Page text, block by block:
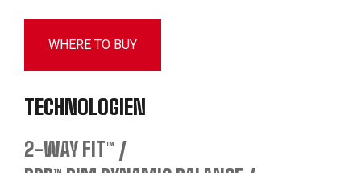
WHERE TO BUY
TECHNOLOGIEN
2-WAY FIT™